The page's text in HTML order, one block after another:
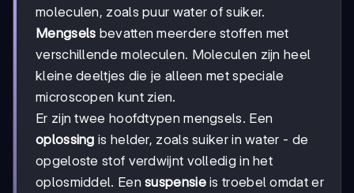
moleculen, zoals puur water of suiker.
Mengsels bevatten meerdere stoffen met
verschillende moleculen. Moleculen zijn heel
kleine deeltjes die je alleen met speciale
microscopen kunt zien.
Er zijn twee hoofdtypen mengsels. Een
oplossing is helder, zoals suiker in water - de
opgeloste stof verdwijnt volledig in het
oplosmiddel. Eensuspensieis troebel omdat er